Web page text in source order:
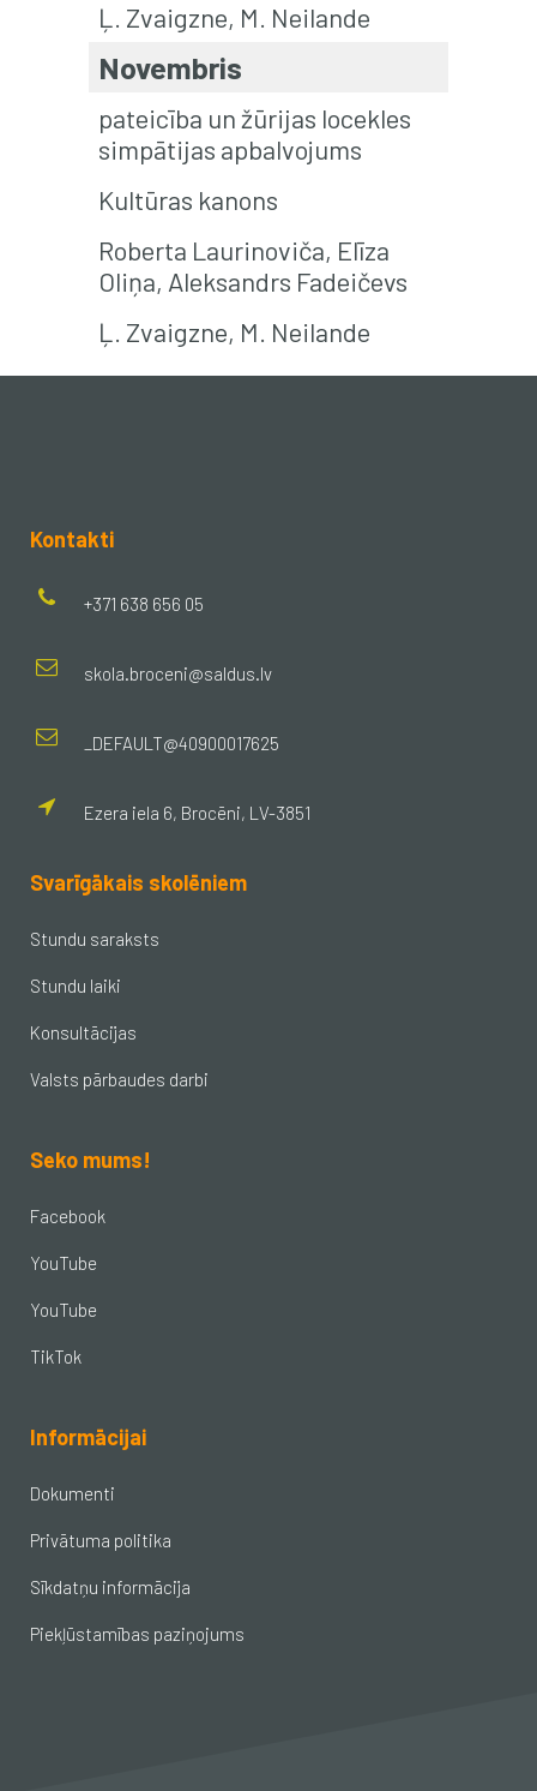
Ļ. Zvaigzne, M. Neilande
Novembris
pateicība un žūrijas locekles
simpātijas apbalvojums
Kultūras kanons
Roberta Laurinoviča, Elīza
Oliņa, Aleksandrs Fadeičevs
Ļ. Zvaigzne, M. Neilande
Kontakti
+371 638 656 05
skola.broceni@saldus.lv
_DEFAULT@40900017625
Ezera iela 6, Brocēni, LV-3851
Svarīgākais skolēniem
Stundu saraksts
Stundu laiki
Konsultācijas
Valsts pārbaudes darbi
Seko mums!
Facebook
YouTube
YouTube
TikTok
Informācijai
Dokumenti
Privātuma politika
Sīkdatņu informācija
Piekļūstamības paziņojums